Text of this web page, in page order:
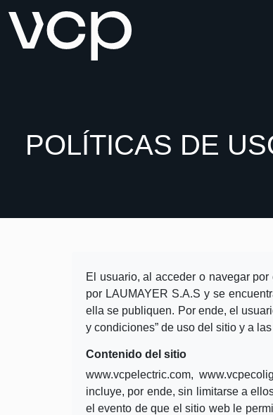
POLÍTICAS DE
El usuario, al acceder o navegar
por LAUMAYER S.A.S y se
ella se publiquen. Por ende, el
y condiciones” de uso del sitio y a
Contenido del sitio
www.vcpelectric.com,
incluye, por ende, sin limitarse a
el evento de que el sitio web le